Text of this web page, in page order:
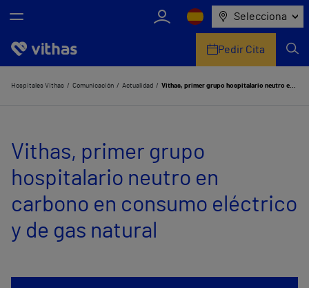
Selecciona
Nosotros
Servicios de salud
Equipo médico y asistencial
Pedir Cita
Hospitales Vithas Comunicación Actualidad Vithas, primer grupo hospitalario neutro en carbono en consumo eléctrico y de gas natural
Vithas, primer grupo
hospitalario neutro en
carbono en consumo eléctrico
y de gas natural